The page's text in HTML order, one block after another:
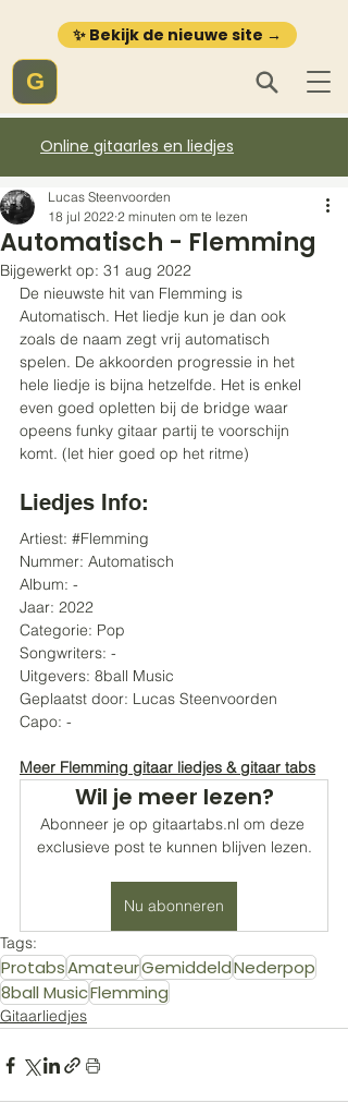
✨ Bekijk de nieuwe site →
G
Online gitaarles en liedjes
Automatisch - Flemming
Lucas Steenvoorden
18 jul 2022 2 minuten om te lezen
Bijgewerkt op: 31 aug 2022
De nieuwste hit van Flemming is
Automatisch. Het liedje kun je dan ook
zoals de naam zegt vrij automatisch
spelen. De akkoorden progressie in het
hele liedje is bijna hetzelfde. Het is enkel
even goed opletten bij de bridge waar
opeens funky gitaar partij te voorschijn
komt. (let hier goed op het ritme)
Liedjes Info:
Artiest: #Flemming
Nummer: Automatisch
Album: -
Jaar: 2022
Categorie: Pop
Songwriters: -
Uitgevers: 8ball Music
Geplaatst door: Lucas Steenvoorden
Capo: -
Meer Flemming gitaar liedjes & gitaar tabs
Wil je meer lezen?
Abonneer je op gitaartabs.nl om deze
exclusieve post te kunnen blijven lezen.
Nu abonneren
Tags:
ProtabsAmateurGemiddeldNederpop
8ball MusicFlemming
Gitaarliedjes